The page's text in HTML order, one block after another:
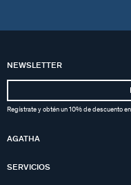
NEWSLETTER
Regístrate y obtén un 10% de descuento
AGATHA
SERVICIOS